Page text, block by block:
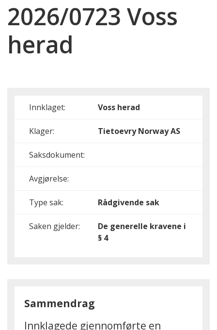
2026/0723 Voss
herad
Innklaget: Voss herad
Klager: Tietoevry Norway AS
Saksdokument:
Avgjørelse:
Type sak: Rådgivende sak
Saken gjelder:
De generelle kravene i
§ 4
Sammendrag
Innklagede gjennomførte en